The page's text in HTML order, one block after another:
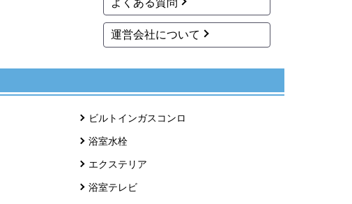
よくある質問
運営会社について
ビルトインガスコンロ
浴室水栓
エクステリア
浴室テレビ